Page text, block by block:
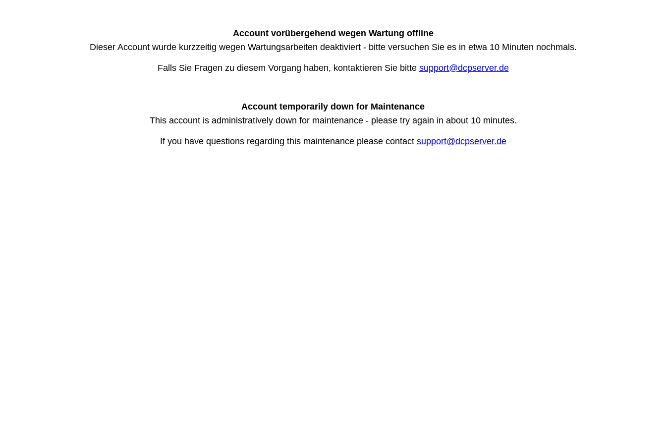
Account vorübergehend wegen Wartung offline
Dieser Account wurde kurzzeitig wegen Wartungsarbeiten deaktiviert - bitte versuchen Sie es in etwa 10 Minuten nochmals.
Falls Sie Fragen zu diesem Vorgang haben, kontaktieren Sie bitte support@dcpserver.de
Account temporarily down for Maintenance
This account is administratively down for maintenance - please try again in about 10 minutes.
If you have questions regarding this maintenance please contact support@dcpserver.de